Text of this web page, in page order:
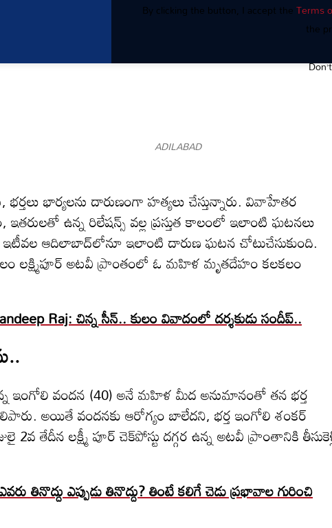
By clicking the button, I accept theTerms
the
ADILABAD
భార్యలను దారుణంగా హత్యలు చేస్తున్నారు. వివాహేతర
ఉన్న రిలేషన్స్ వల్ల ప్రస్తుత కాలంలో ఇలాంటి ఘటనలు
ఇటీవల ఆదిలాబాద్‌లోనూ ఇలాంటి దారుణ ఘటన చోటుచేసుకుంది.
లక్ష్మిపూర్ అటవీ ప్రాంతంలో ఓ మహిళ మృతదేహం కలకలం
Raj: చిన్న సీన్.. కులం వివాదంలో దర్శకుడు సందీప్..
ఇంగోలి వందన (40) అనే మహిళ మీద అనుమానంతో తన భర్త
అయితే వందనకు ఆరోగ్యం బాలేదని, భర్త ఇంగోలి శంకర్
2వ తేదీన లక్ష్మీ పూర్ చెక్‌పోస్టు దగ్గర ఉన్న అటవీ ప్రాంతానికి
ఎవరు తినొద్దు ఎప్పుడు తినొద్దు? తింటే కలిగే చెడు ప్రభావాల గురించి